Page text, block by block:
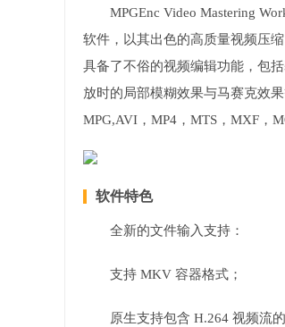
MPGEnc Video Mastering
软件，以其出色的高质量视频压
具备了不俗的视频编辑功能，包
放时的局部模糊效果与马赛克效
MPG,AVI，MP4，MTS，MXF，
软件特色
全新的文件输入支持：
支持 MKV 容器格式；
原生支持包含 H.264 视频流